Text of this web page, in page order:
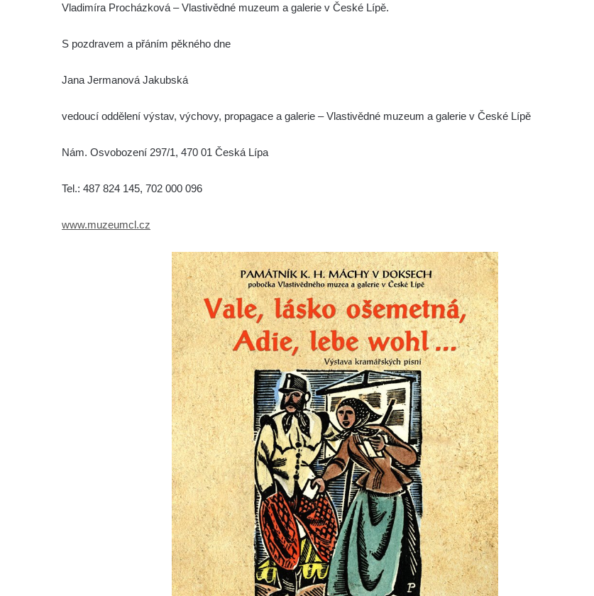
Vladimíra Procházková – Vlastivědné muzeum a galerie v České Lípě.
S pozdravem a přáním pěkného dne
Jana Jermanová Jakubská
vedoucí oddělení výstav, výchovy, propagace a galerie – Vlastivědné muzeum a galerie v České Lípě
Nám. Osvobození 297/1, 470 01 Česká Lípa
Tel.: 487 824 145, 702 000 096
www.muzeumcl.cz